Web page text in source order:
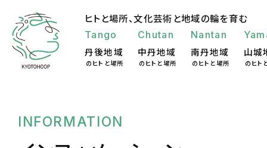
ヒトと場所、文化芸術と地域の輪を育む
Tango
丹後地域
のヒトと場所
Chutan
中丹地域
のヒトと場所
Nantan
南丹地域
のヒトと場所
山城
のヒト
INFORMATION